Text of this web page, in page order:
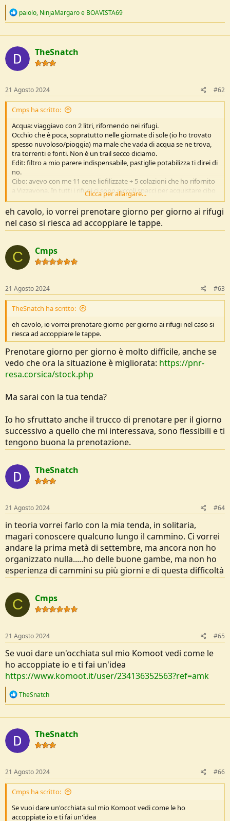
R
c
t
i
o
n
paiolo, NinjaMargaroe BOAVISTA69
TheSnatch
21 Agosto 2024 #62
Cmps ha scritto:
Acqua: viaggiavo con 2 litri, rifornendo nei rifugi.
Occhio che è poca, sopratutto nelle giornate di sole (io ho trovato
spesso nuvoloso/pioggia) ma male che vada di acqua se ne trova,
tra torrenti e fonti. Non è un trail secco diciamo.
Edit: filtro a mio parere indispensabile, pastiglie potabilizza ti direi di
no.
Cibo: avevo con me 11 cene liofilizzate + 5 colazioni che ho rifornito
a Vizzavona. In tutti i rifugi ci sono piccoli spacci per acquistare cibo
da cucinare e c'è sempre a disposizione una zona cucina se non hai il
tuo fornello, oppure puoi mangiare quello che propongo loro per
cena, e non sembrava affatto male. Per pranzo mi arrangiavo un po'
con quel che trovavo nel rifugio in cui passavo.
deve comunque prenotare e sono 9€. Senza prenotazione ma con la
tua tenda non ti dicono mai di no, ma paghi 18€. Ho prenotato
secondo il mio programma dove ho potuto perché alcuni rifugi
doppi le tappe arrivi necessariamente tardi... In quel caso devi
letteralmente correre, cosa che ho fatto per accaparrarmi l'ultima
piazzola ad Asinau, vicino alla piattaforma dell'elicottero, ma
racconterò anche di questo più nel dettaglio
Clicca per allargare...
eh cavolo, io vorrei prenotare giorno per giorno ai rifugi
nel caso si riesca ad accoppiare le tappe.
C Cmps
21 Agosto 2024 #63
TheSnatch ha scritto:
eh cavolo, io vorrei prenotare giorno per giorno ai rifugi nel caso si
riesca ad accoppiare le tappe.
Prenotare giorno per giorno è molto difficile, anche se
vedo che ora la situazione è migliorata: https://pnr-
resa.corsica/stock.php
Ma sarai con la tua tenda?
Io ho sfruttato anche il trucco di prenotare per il giorno
successivo a quello che mi interessava, sono flessibili e ti
tengono buona la prenotazione.
TheSnatch
21 Agosto 2024 #64
in teoria vorrei farlo con la mia tenda, in solitaria,
magari conoscere qualcuno lungo il cammino. Ci vorrei
andare la prima metà di settembre, ma ancora non ho
organizzato nulla.....ho delle buone gambe, ma non ho
esperienza di cammini su più giorni e di questa difficoltà
C Cmps
21 Agosto 2024 #65
Se vuoi dare un'occhiata sul mio Komoot vedi come le
ho accoppiate io e ti fai un'idea
https://www.komoot.it/user/234136352563?ref=amk
R
c
t
i
o
n
TheSnatch
TheSnatch
21 Agosto 2024 #66
Cmps ha scritto:
Se vuoi dare un'occhiata sul mio Komoot vedi come le ho
accoppiate io e ti fai un'idea